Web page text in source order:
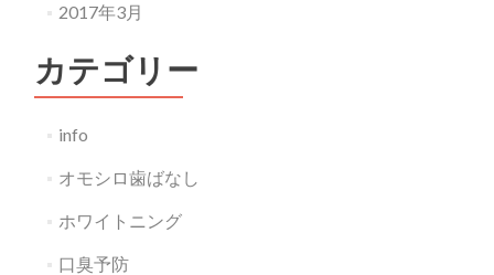
2017年3月
カテゴリー
info
オモシロ歯ばなし
ホワイトニング
口臭予防